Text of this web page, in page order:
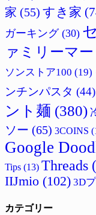
家 (55) すき家
ガーキング(30)
ァミリーマー
ソンストア100 (19)
ンチンパスタ (44)
ント麺 (380)
ソー (65) 3COINS
Google
Tips (13) Threads
IIJmio (102) 3D
カテゴリー